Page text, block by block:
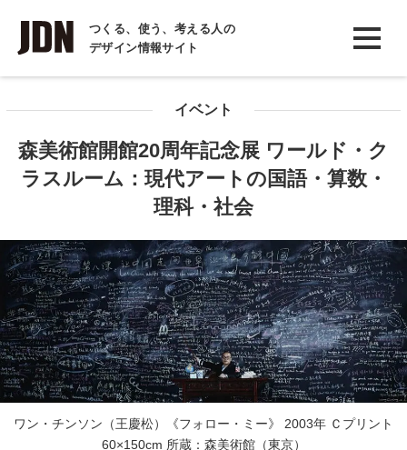
つくる、使う、考える人の
デザイン情報サイト
INTERVIEW
インタビュー
COLUMN
イベント
森美術館開館20周年記念展 ワールド・ク
ラスルーム：現代アートの国語・算数・
理科・社会
ワン・チンソン（王慶松）《フォロー・ミー》 2003年 Ｃプリント
60×150cm 所蔵：森美術館（東京）